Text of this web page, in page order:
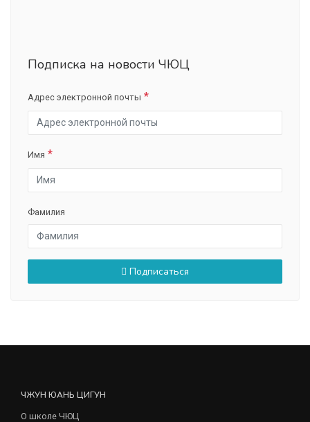
Подписка на новости ЧЮЦ
Адрес электронной почты
Имя
Фамилия
Подписаться
ЧЖУН ЮАНЬ ЦИГУН
О школе ЧЮЦ